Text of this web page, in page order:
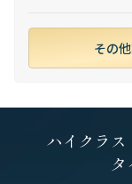
その
ハイクラス